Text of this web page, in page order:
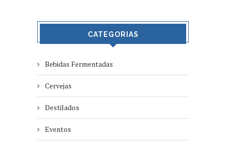
CATEGORIAS
Bebidas Fermentadas
Cervejas
Destilados
Eventos